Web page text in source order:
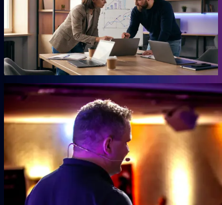
Das Playbook für deinen Vorsprung.
Marketing, KI, Lead-Generierung, Empfehlungen. Jedes Buch
beantwortet eine Frage: Wie baust du einen Teil deiner Growth
Engine? Co-geschrieben mit der Erfahrung aus 20 Jahren eigenem
Mehr erfahren →